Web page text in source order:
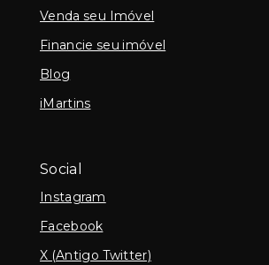
Venda seu Imóvel
Financie seu imóvel
Blog
iMartins
Social
Instagram
Facebook
X (Antigo Twitter)